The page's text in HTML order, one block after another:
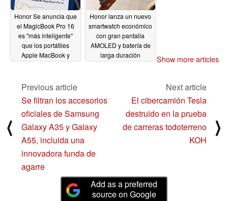
Honor Se anuncia que
el MagicBook Pro 16
es "más inteligente"
que los portátiles
Apple MacBook y
Honor lanza un nuevo
smartwatch económico
con gran pantalla
AMOLED y batería de
larga duración
Show more articles
⟨
Previous article
Se filtran los accesorios
oficiales de Samsung
Galaxy A35 y Galaxy
A55, incluida una
innovadora funda de
agarre
Next article
El cibercamión Tesla
destruido en la prueba
de carreras todoterreno
KOH
⟩
Add as a preferred
source on Google